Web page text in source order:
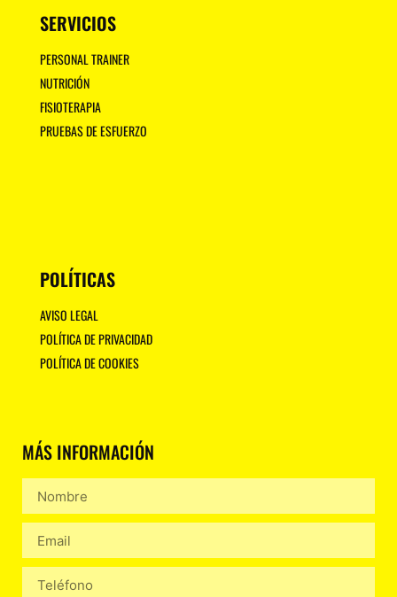
SERVICIOS
PERSONAL TRAINER
NUTRICIÓN
FISIOTERAPIA
PRUEBAS DE ESFUERZO
POLÍTICAS
AVISO LEGAL
POLÍTICA DE PRIVACIDAD
POLÍTICA DE COOKIES
MÁS INFORMACIÓN